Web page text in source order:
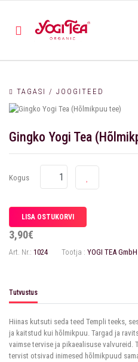
TAGASI / JOOGITEED
Gingko Yogi Tea
Kogus
3,90€
Art. Nr.: 1024 Tootja : YOGI TEA GmbH
Tutvustus
Hiinas kutsuti seda teed Templi teeks,
ja kaitstud kui hõlmikpuu. Targad ja
vaimse tervise ja pikaealisuse valvureid.
tervist otsivad inimesed hõlmikpuud